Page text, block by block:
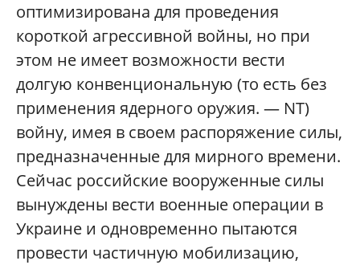
оптимизирована для проведения
короткой агрессивной войны, но при
этом не имеет возможности вести
долгую конвенциональную (то есть без
применения ядерного оружия. — NT)
войну, имея в своем распоряжение силы,
предназначенные для мирного времени.
Сейчас российские вооруженные силы
вынуждены вести военные операции в
Украине и одновременно пытаются
провести частичную мобилизацию,